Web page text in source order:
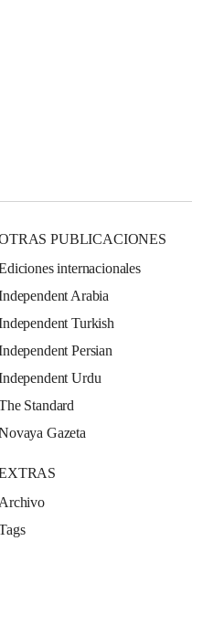
PUBLICACIONES
internacionales
Arabia
Turkish
Persian
Urdu
Standard
Gazeta
Archivo